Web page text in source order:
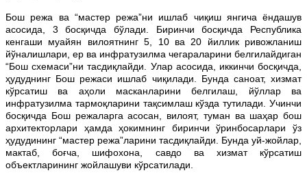
Бош режа ва “мастер режа”ни ишлаб чиқиш янгича ёндашув
асосида, 3 босқичда бўлади. Биринчи босқичда Республика
кенгаши муайян вилоятнинг 5, 10 ва 20 йиллик ривожланиш
йўналишлари, ер ва инфратузилма чегараларини белгилайдиган
“Бош схемаси”ни тасдиқлайди. Улар асосида, иккинчи босқичда,
ҳудуднинг Бош режаси ишлаб чиқилади. Бунда саноат, хизмат
кўрсатиш ва аҳоли масканларини белгилаш, йўллар ва
инфратузилма тармоқларини тақсимлаш кўзда тутилади. Учинчи
босқичда Бош режаларга асосан, вилоят, туман ва шаҳар бош
архитекторлари ҳамда ҳокимнинг биринчи ўринбосарлари ўз
ҳудудининг “мастер режа”ларини тасдиқлайди. Бунда уй-жойлар,
мактаб, боғча, шифохона, савдо ва хизмат кўрсатиш
объектларининг жойлашуви кўрсатилади.